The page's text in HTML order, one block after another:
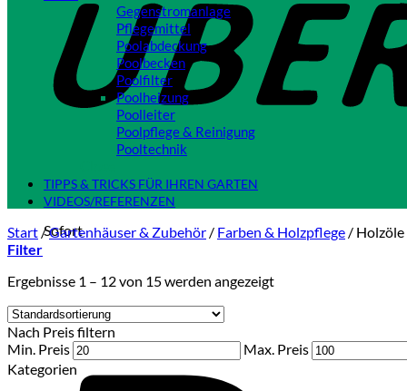
Sofort
Gegenstromanlage
Pflegemittel
Poolabdeckung
Poolbecken
Poolfilter
Poolheizung
Poolleiter
Poolpflege & Reinigung
Pooltechnik
TIPPS & TRICKS FÜR IHREN GARTEN
VIDEOS/REFERENZEN
Start /Gartenhäuser & Zubehör / Farben & Holzpflege / Holzöle
Filter
Ergebnisse 1 – 12 von 15 werden angezeigt
Nach Preis filtern
Min. Preis
Max. Preis
Kategorien